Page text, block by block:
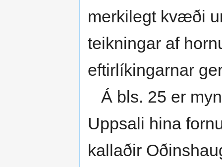
merkilegt kvæði
teikningar af
eftirlíkingarnar
Á bls. 25 er
Uppsali hina
kallaðir